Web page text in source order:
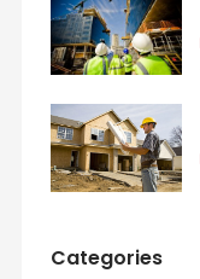
Categories